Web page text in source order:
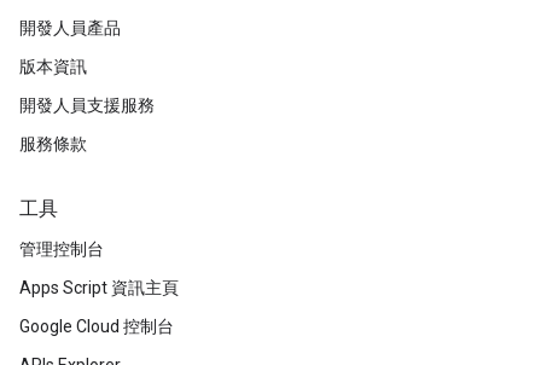
開發人員產品
版本資訊
開發人員支援服務
服務條款
工具
管理控制台
Apps Script 資訊主頁
Google Cloud 控制台